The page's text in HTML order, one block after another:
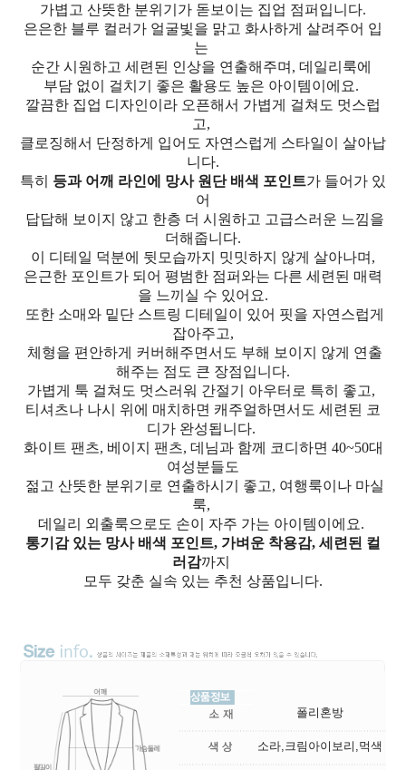
가볍고 산뜻한 분위기가 돋보이는 집업 점퍼입니다.
은은한 블루 컬러가 얼굴빛을 맑고 화사하게 살려주어 입
는
순간 시원하고 세련된 인상을 연출해주며, 데일리룩에
부담 없이 걸치기 좋은 활용도 높은 아이템이에요.
깔끔한 집업 디자인이라 오픈해서 가볍게 걸쳐도 멋스럽
고,
클로징해서 단정하게 입어도 자연스럽게 스타일이 살아납
니다.
특히 등과 어깨 라인에 망사 원단 배색 포인트가 들어가 있
어
답답해 보이지 않고 한층 더 시원하고 고급스러운 느낌을
더해줍니다.
이 디테일 덕분에 뒷모습까지 밋밋하지 않게 살아나며,
은근한 포인트가 되어 평범한 점퍼와는 다른 세련된 매력
을 느끼실 수 있어요.
또한 소매와 밑단 스트링 디테일이 있어 핏을 자연스럽게
잡아주고,
체형을 편안하게 커버해주면서도 부해 보이지 않게 연출
해주는 점도 큰 장점입니다.
가볍게 툭 걸쳐도 멋스러워 간절기 아우터로 특히 좋고,
티셔츠나 나시 위에 매치하면 캐주얼하면서도 세련된 코
디가 완성됩니다.
화이트 팬츠, 베이지 팬츠, 데님과 함께 코디하면 40~50대
여성분들도
젊고 산뜻한 분위기로 연출하시기 좋고, 여행룩이나 마실
룩,
데일리 외출룩으로도 손이 자주 가는 아이템이에요.
통기감 있는 망사 배색 포인트, 가벼운 착용감, 세련된 컬
러감까지
모두 갖춘 실속 있는 추천 상품입니다.
폴리혼방
소라,크림아이보리,먹색